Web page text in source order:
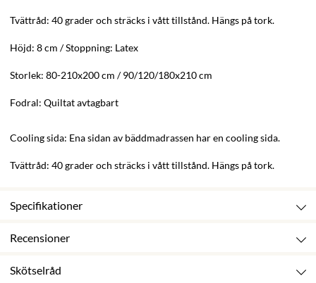
Tvättråd: 40 grader och sträcks i vått tillstånd. Hängs på tork.
Höjd: 8 cm / Stoppning: Latex
Storlek: 80-210x200 cm / 90/120/180x210 cm
Fodral: Quiltat avtagbart
Cooling sida: Ena sidan av bäddmadrassen har en cooling sida.
Tvättråd: 40 grader och sträcks i vått tillstånd. Hängs på tork.
Specifikationer
Recensioner
Skötselråd